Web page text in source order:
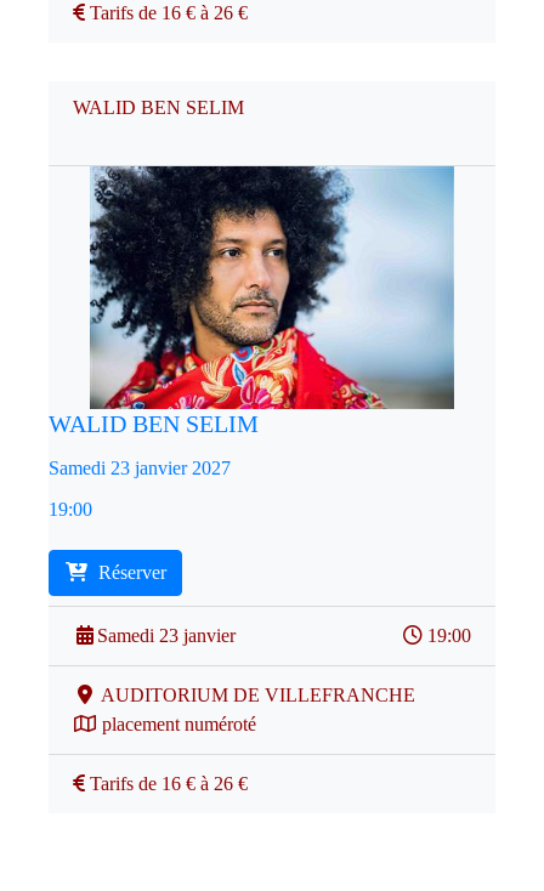
Tarifs de 16 € à 26 €
WALID BEN SELIM
WALID BEN SELIM
Samedi 23 janvier 2027
19:00
Réserver
Samedi 23 janvier 19:00
AUDITORIUM DE VILLEFRANCHE
placement numéroté
Tarifs de 16 € à 26 €